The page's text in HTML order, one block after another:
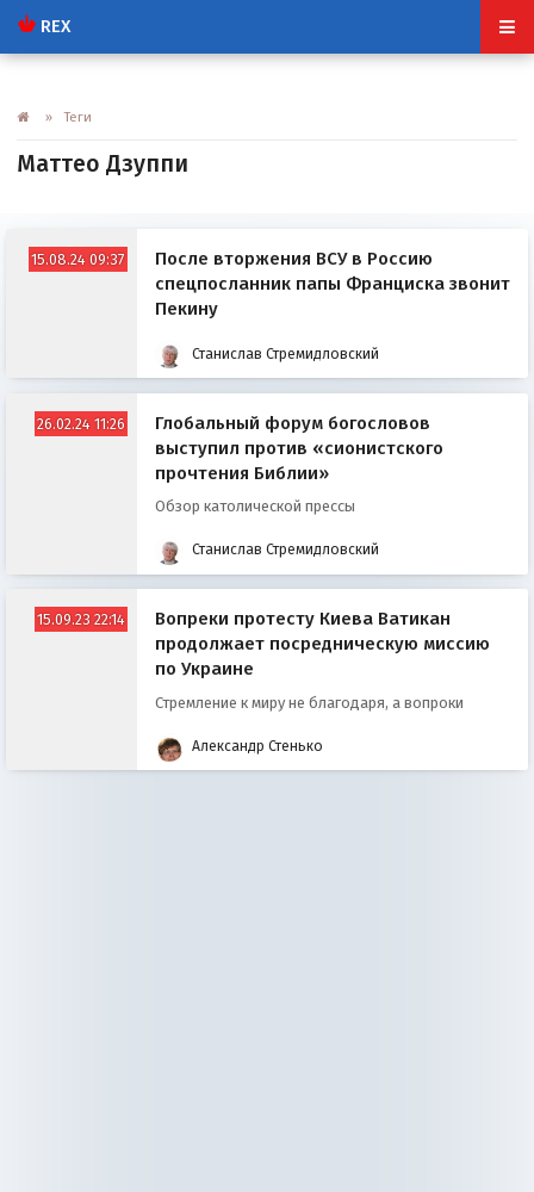
REX
» Теги
Маттео Дзуппи
15.08.24 09:37
После вторжения ВСУ в Россию
спецпосланник папы Франциска звонит
Пекину
Станислав Стремидловский
26.02.24 11:26
Глобальный форум богословов
выступил против «сионистского
прочтения Библии»
Обзор католической прессы
Станислав Стремидловский
15.09.23 22:14
Вопреки протесту Киева Ватикан
продолжает посредническую миссию
по Украине
Стремление к миру не благодаря, а вопроки
Александр Стенько